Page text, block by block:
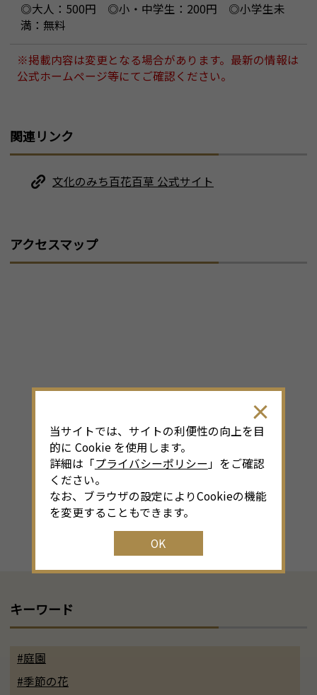
◎大人：500円 ◎小・中学生：200円 ◎小学生未
満：無料
※掲載内容は変更となる場合があります。最新の情報は
公式ホームページ等にてご確認ください。
関連リンク
文化のみち百花百草 公式サイト
アクセスマップ
キーワード
#庭園
#季節の花
当サイトでは、サイトの利便性の向上を目
的に Cookie を使用します。
詳細は「プライバシーポリシー 」をご確認
ください。
なお、ブラウザの設定によりCookieの機能
を変更することもできます。
OK